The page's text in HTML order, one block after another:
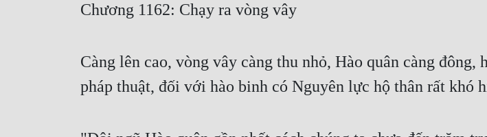
Chương 1162: Chạy ra vòng vây
Càng lên cao, vòng vây càng thu nhỏ, Hào quân càng
pháp thuật, đối với hào binh có Nguyên lực hộ thân rất khó